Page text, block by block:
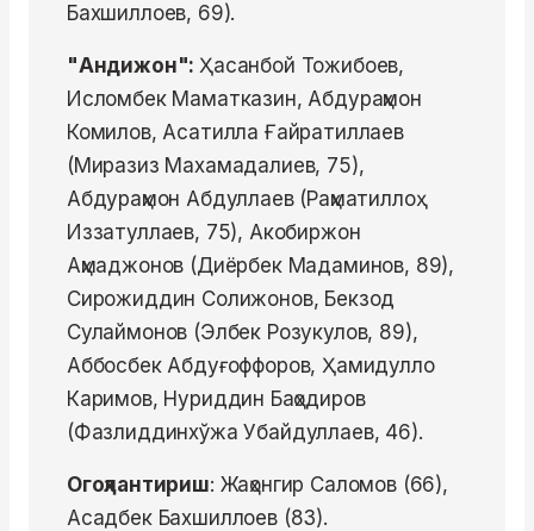
Бахшиллоев, 69).
"Андижон":Ҳасанбой Тожибоев,
Исломбек Маматказин, Абдураҳмон
Комилов, Асатилла Ғайратиллаев
(Миразиз Махамадалиев, 75),
Абдураҳмон Абдуллаев (Раҳматиллоҳ
Иззатуллаев, 75), Акобиржон
Аҳмаджонов (Диёрбек Мадаминов, 89),
Сирожиддин Солижонов, Бекзод
Сулаймонов (Элбек Розукулов, 89),
Аббосбек Абдуғоффоров, Ҳамидулло
Каримов, Нуриддин Баҳодиров
(Фазлиддинхўжа Убайдуллаев, 46).
Огоҳлантириш: Жаҳонгир Саломов (66),
Асадбек Бахшиллоев (83).